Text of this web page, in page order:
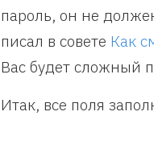
пароль, он не
писал в совете Как
Вас будет сложный
Итак, все поля